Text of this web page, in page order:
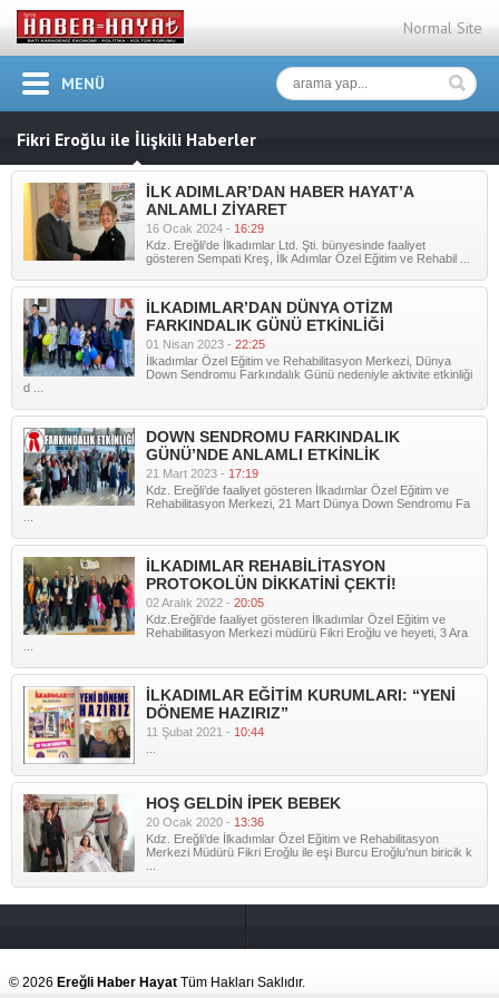
Normal Site
MENÜ
Fikri Eroğlu ile İlişkili Haberler
İLK ADIMLAR’DAN HABER HAYAT’A
ANLAMLI ZİYARET
16 Ocak 2024 - 16:29
Kdz. Ereğli'de İlkadımlar Ltd. Şti. bünyesinde faaliyet
gösteren Sempati Kreş, İlk Adımlar Özel Eğitim ve Rehabil ...
İLKADIMLAR’DAN DÜNYA OTİZM
FARKINDALIK GÜNÜ ETKİNLİĞİ
01 Nisan 2023 - 22:25
İlkadımlar Özel Eğitim ve Rehabilitasyon Merkezi, Dünya
Down Sendromu Farkındalık Günü nedeniyle aktivite etkinliği
d ...
DOWN SENDROMU FARKINDALIK
GÜNÜ’NDE ANLAMLI ETKİNLİK
21 Mart 2023 - 17:19
Kdz. Ereğli’de faaliyet gösteren İlkadımlar Özel Eğitim ve
Rehabilitasyon Merkezi, 21 Mart Dünya Down Sendromu Fa
İLKADIMLAR REHABİLİTASYON
PROTOKOLÜN DİKKATİNİ ÇEKTİ!
02 Aralık 2022 - 20:05
Kdz.Ereğli’de faaliyet gösteren İlkadımlar Özel Eğitim ve
Rehabilitasyon Merkezi müdürü Fikri Eroğlu ve heyeti, 3 Ara
İLKADIMLAR EĞİTİM KURUMLARI: “YENİ
DÖNEME HAZIRIZ”
11 Şubat 2021 - 10:44
HOŞ GELDİN İPEK BEBEK
20 Ocak 2020 - 13:36
Kdz. Ereğli’de İlkadımlar Özel Eğitim ve Rehabilitasyon
Merkezi Müdürü Fikri Eroğlu ile eşi Burcu Eroğlu’nun biricik k
© 2026 Ereğli Haber Hayat Tüm Hakları Saklıdır.